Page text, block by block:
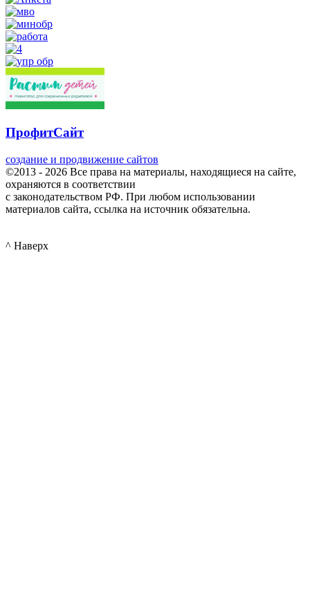
ПрофитСайт
создание и продвижение сайтов
©2013 - 2026 Все права на материалы, находящиеся на сайте,
охраняются в соответствии
с законодательством РФ. При любом использовании
материалов сайта, ссылка на источник обязательна.
^ Наверх